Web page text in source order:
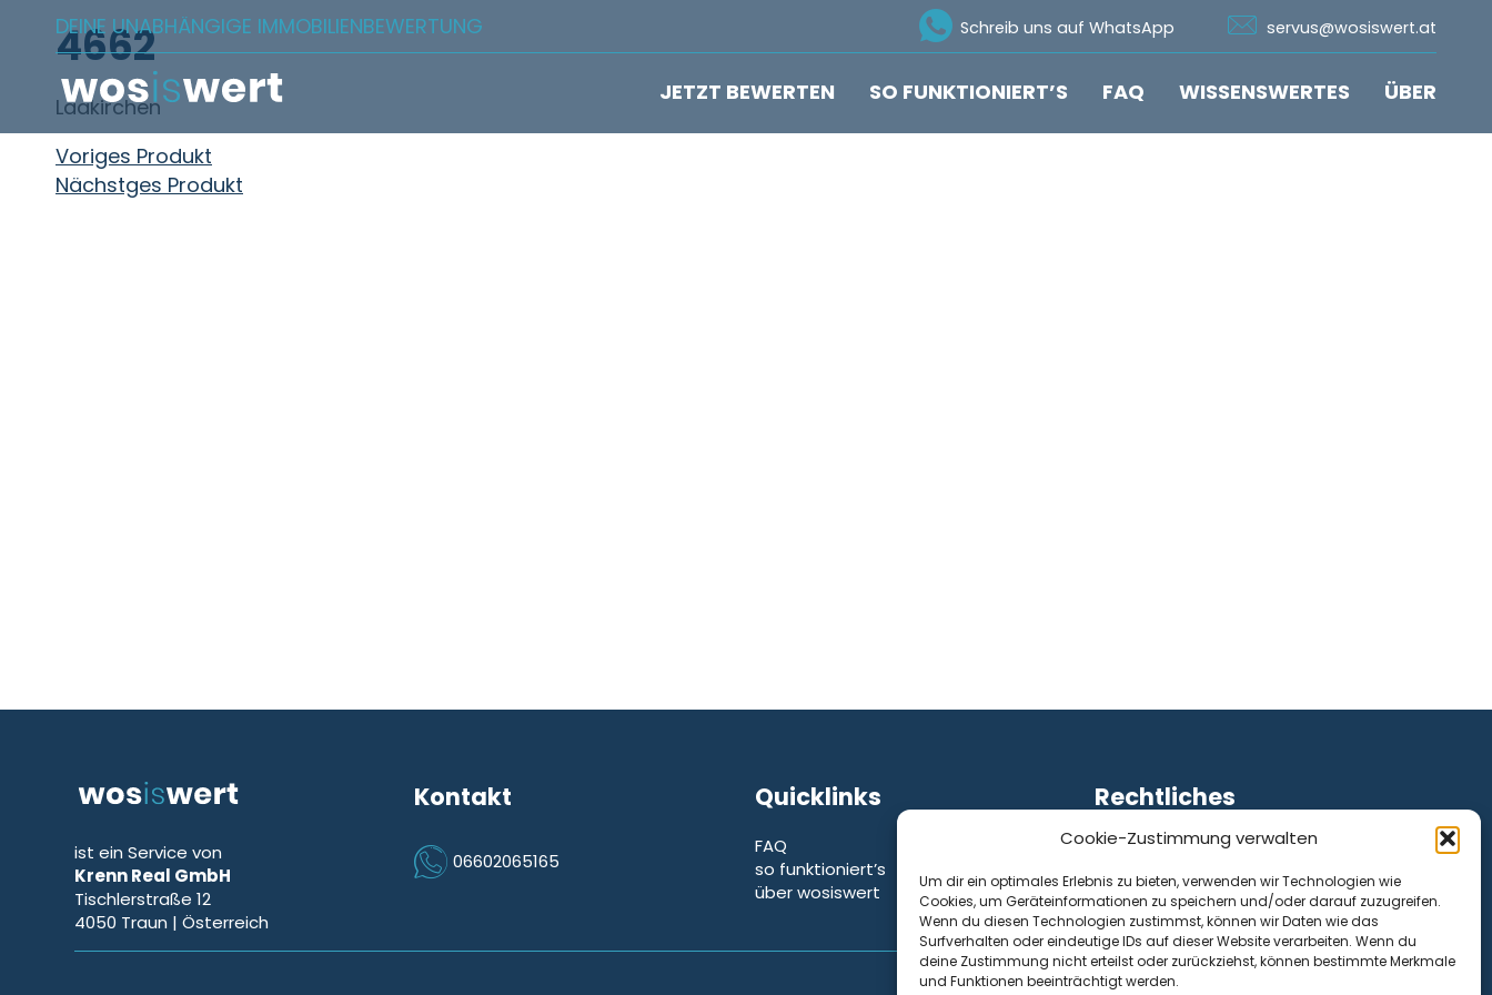
Cookie-Zustimmung verwalten
Um dir ein optimales Erlebnis zu bieten, verwenden wir Technologien wie
Cookies, um Geräteinformationen zu speichern und/oder darauf zuzugreifen.
Wenn du diesen Technologien zustimmst, können wir Daten wie das
Surfverhalten oder eindeutige IDs auf dieser Website verarbeiten. Wenn du
deine Zustimmung nicht erteilst oder zurückziehst, können bestimmte Merkmale
und Funktionen beeinträchtigt werden.
Zum Inhalt springen
DEINE UNABHÄNGIGE IMMOBILIENBEWERTUNG
Schreib uns auf WhatsApp
servus@wosiswert.at
JETZT BEWERTEN SO FUNKTIONIERT’S FAQ WISSENSWERTES ÜBER
4662
Laakirchen
Beitragsnavigation
Voriges Produkt
Nächstges Produkt
ist ein Service von
Krenn Real GmbH
Tischlerstraße 12
4050 Traun | Österreich
Kontakt
Icon Phone
06602065165
Quicklinks
FAQ
so funktioniert’s
über wosiswert
Rechtliches
Impressum
Cookie-Richtlinie (EU)